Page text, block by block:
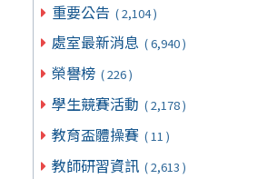
重要公告 ( 2,104 )
處室最新消息 ( 6,940 )
榮譽榜 ( 226 )
學生競賽活動 ( 2,178 )
教育盃體操賽 ( 11 )
教師研習資訊 ( 2,613 )